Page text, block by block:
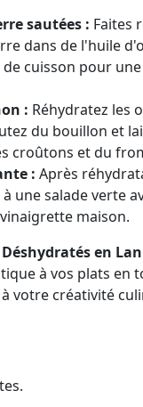
sautées : Faites
dans de l'huile
cuisson pour
: Réhydratez les
du bouillon et
croûtons et du
: Après
une salade verte
maison.
en
à vos plats en
votre créativité